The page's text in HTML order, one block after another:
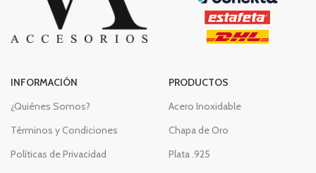
INFORMACIÓN
¿Quiénes Somos?
Términos y Condiciones
Políticas de Privacidad
PRODUCTOS
Acero Inoxidable
Chapa de Oro
Plata .925